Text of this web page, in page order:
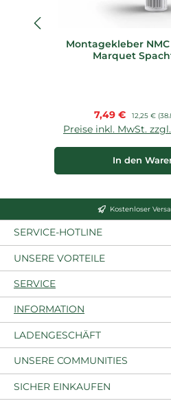
Montagekleber NMC
Marquet
Verkaufspreis:
7,49 € Regulärer
12,25 €
Preise inkl. MwSt.
In den
Kostenloser
SERVICE-HOTLINE
UNSERE VORTEILE
SERVICE
INFORMATION
LADENGESCHÄFT
UNSERE COMMUNITIES
SICHER EINKAUFEN